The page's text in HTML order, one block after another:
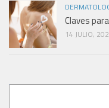
Claves
14 JULIO,